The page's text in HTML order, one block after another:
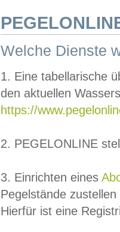
Welche Dienste
1. Eine tabellarische
den aktuellen
https://
2. PEGELONLINE
3. Einrichten eines
Pegelstände
Hierfür ist eine